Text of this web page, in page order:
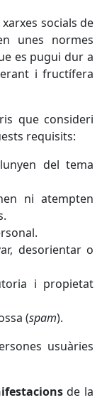
socials de
unes normes
es pugui dur a
i fructífera
que consideri
requisits:
del tema
ni atempten
desorientar o
i propietat
(spam).
usuàries
de la